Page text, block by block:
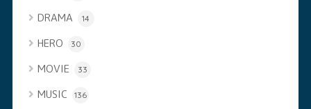
DRAMA 14
HERO 30
MOVIE 33
MUSIC 136